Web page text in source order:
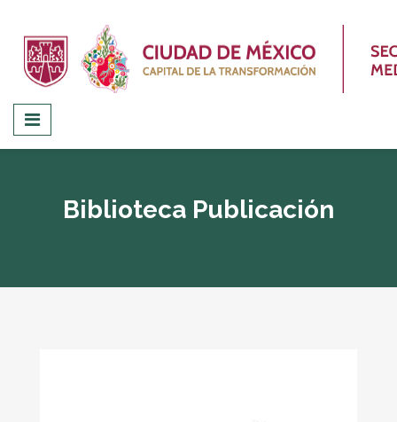
Biblioteca Publicación